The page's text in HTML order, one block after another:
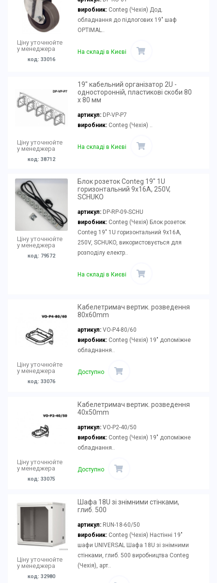
Ціну уточнюйте
у менеджера
код: 33016
виробник:Conteg (Чехія) Дод.
обладнання до підлогових 19" шаф
OPTIMAL..
На складі в Києві
Ціну уточнюйте
у менеджера
код: 38712
19" кабельний організатор 2U -
односторонній, пластикові скоби 80
x 80 мм
артикул: DP-VP-P7
виробник:Conteg (Чехія) ..
На складі в Києві
Ціну уточнюйте
у менеджера
код: 79572
Блок розеток Conteg 19" 1U
горизонтальний 9х16А, 250V,
SCHUKO
артикул: DP-RP-09-SCHU
виробник:Conteg (Чехія) Блок розеток
Conteg 19" 1U горизонтальний 9х16А,
250V, SCHUKO, використовується для
розподілу електр..
На складі в Києві
Ціну уточнюйте
у менеджера
код: 33076
Кабелетримач вертик. розведення
80x60mm
артикул: VO-P4-80/60
виробник:Conteg (Чехія) 19" допоміжне
обладнання..
Доступно
Ціну уточнюйте
у менеджера
код: 33075
Кабелетримач вертик. розведення
40x50mm
артикул: VO-P2-40/50
виробник:Conteg (Чехія) 19" допоміжне
обладнання..
Доступно
Ціну уточнюйте
у менеджера
код: 32980
Шафа 18U зі знімними стінками,
глиб. 500
артикул: RUN-18-60/50
виробник:Conteg (Чехія) Настінні 19"
шафи UNIVERSAL Шафа 18U зі знімними
стінками, глиб. 500 виробництва Conteg
(Чехія), арт..